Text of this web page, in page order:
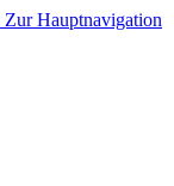
Zur Hauptnavigation